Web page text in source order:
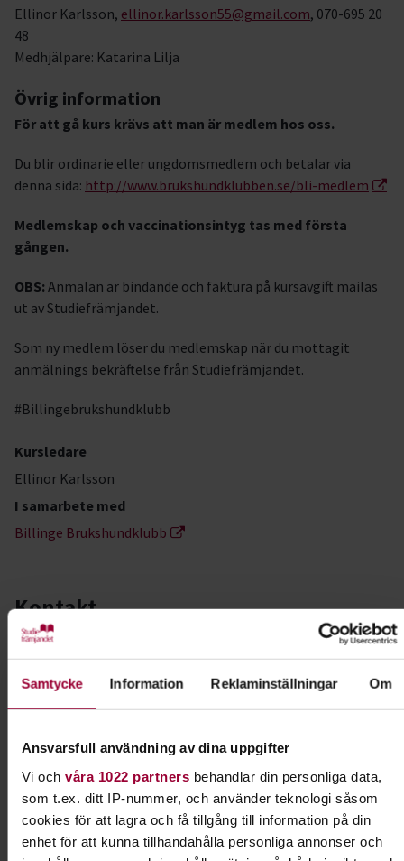
Samtycke Information Reklaminställningar Om
Ansvarsfull användning av dina uppgifter
Vi och våra 1022 partnersbehandlar din personliga data,
som t.ex. ditt IP-nummer, och använder teknologi såsom
cookies för att lagra och få tillgång till information på din
enhet för att kunna tillhandahålla personliga annonser och
Ellinor Karlsson, ellinor.karlsson55@gmail.com, 070-695 20
48
Medhjälpare: Katarina Lilja
Övrig information
För att gå kurs krävs att man är medlem hos oss.
Du blir ordinarie eller ungdomsmedlem och betalar via
denna sida: http://www.brukshundklubben.se/bli-medlem
Medlemskap och vaccinationsintyg tas med första
gången.
OBS: Anmälan är bindande och faktura på kursavgift mailas
ut av Studiefrämjandet.
Som ny medlem löser du medlemskap när du mottagit
anmälnings bekräftelse från Studiefrämjandet.
#Billingebrukshundklubb
Kursledare
Ellinor Karlsson
I samarbete med
Billinge Brukshundklubb
Kontakt
Caroline Karlqvist
Folkbildningsutvecklare,
Profilområdesansvarig Djur
0510-77 90 45
Dela: Facebook LinkedIn E-mail